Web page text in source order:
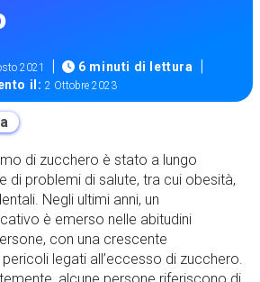
2021 | 6 minuti di lettura |
il:2 Ottobre 2023
di zucchero è stato a lungo
di problemi di salute, tra cui obesità,
Negli ultimi anni, un
è emerso nelle abitudini
con una crescente
legati all’eccesso di zucchero.